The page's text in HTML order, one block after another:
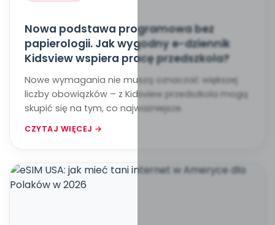
Nowa podstawa programowa bez
papierologii. Jak wygodny e-dziennik
Kidsview wspiera pracę przedszkola?
Nowe wymagania nie muszą oznaczać większej
liczby obowiązków – z Kidsview przedszkola mogą
skupić się na tym, co najważniejsze.
CZYTAJ WIĘCEJ →